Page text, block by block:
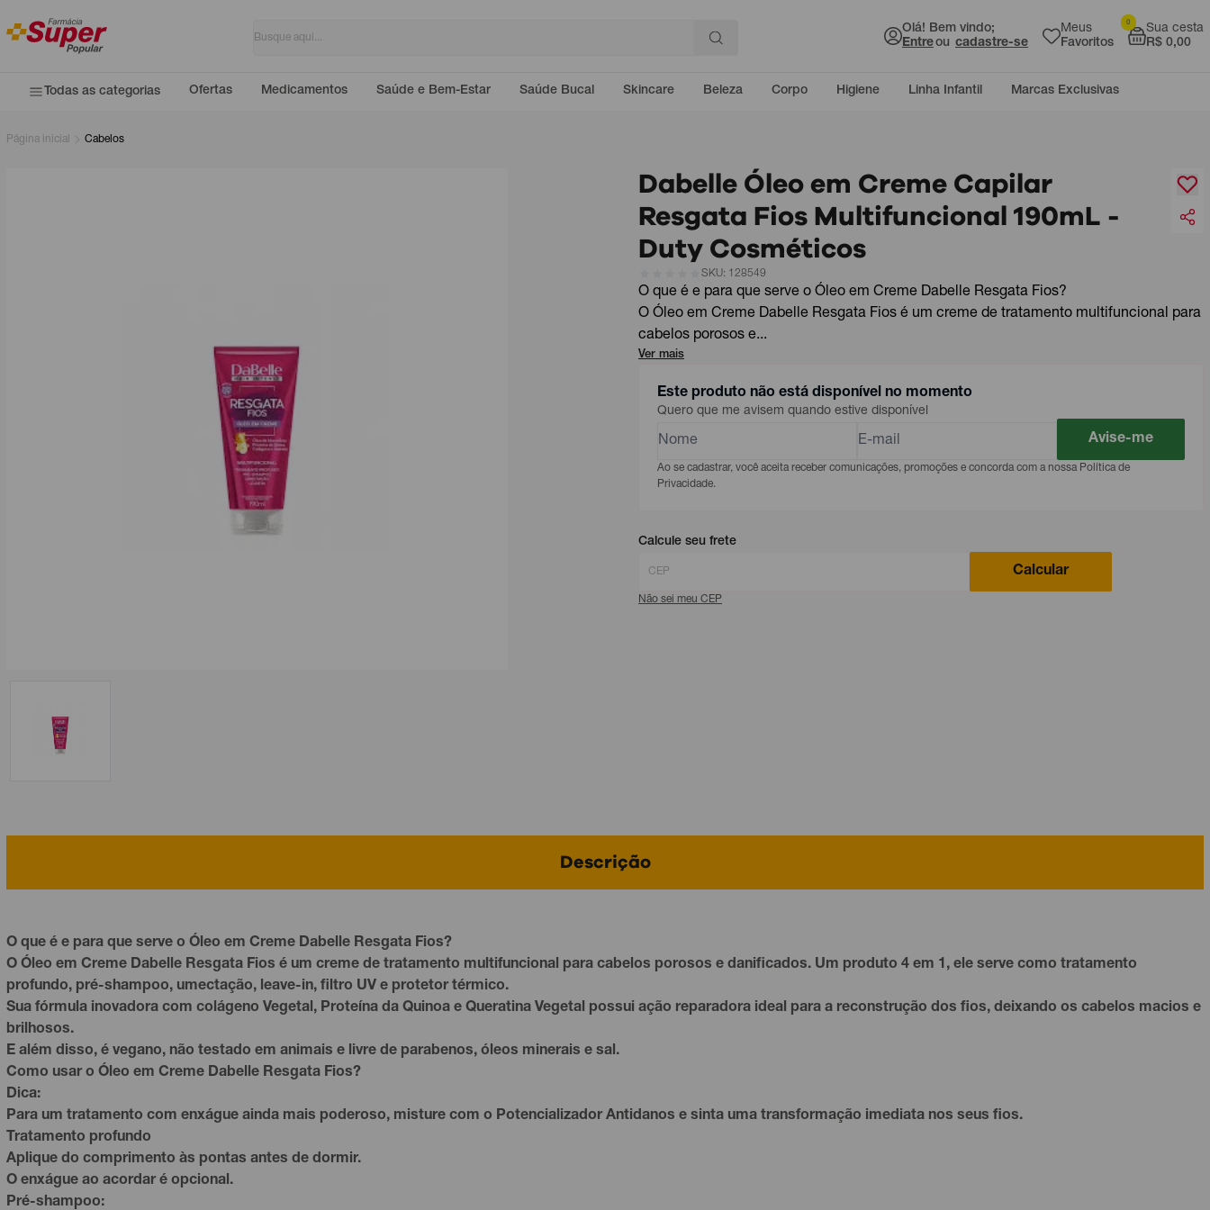
Olá! Bem vindo;
Entreou cadastre-se
Meus
Favoritos
Sua cesta
R$ 0,00
0
Todas as categorias Ofertas Medicamentos Saúde e Bem-Estar Saúde Bucal Skincare Beleza Corpo Higiene Linha Infantil Marcas Exclusivas
Página inicial Cabelos
Dabelle Óleo em Creme Capilar
Resgata Fios Multifuncional 190mL -
Duty Cosméticos
SKU: 128549
O que é e para que serve o Óleo em Creme Dabelle Resgata Fios?
O Óleo em Creme Dabelle Resgata Fios é um creme de tratamento multifuncional para
cabelos porosos e...
Ver mais
Este produto não está disponível no momento
Quero que me avisem quando estive disponível
Avise-me
Ao se cadastrar, você aceita receber comunicações, promoções e concorda com a nossa Política de
Privacidade.
Calcule seu frete
Calcular
Não sei meu CEP
Descrição
O que é e para que serve o Óleo em Creme Dabelle Resgata Fios?
O Óleo em Creme Dabelle Resgata Fios é um creme de tratamento multifuncional para cabelos porosos e danificados. Um produto 4 em 1, ele serve como tratamento
profundo, pré-shampoo, umectação, leave-in, filtro UV e protetor térmico.
Sua fórmula inovadora com colágeno Vegetal, Proteína da Quinoa e Queratina Vegetal possui ação reparadora ideal para a reconstrução dos fios, deixando os cabelos macios e
brilhosos.
E além disso, é vegano, não testado em animais e livre de parabenos, óleos minerais e sal.
Como usar o Óleo em Creme Dabelle Resgata Fios?
Dica:
Para um tratamento com enxágue ainda mais poderoso, misture com o Potencializador Antidanos e sinta uma transformação imediata nos seus fios.
Tratamento profundo
Aplique do comprimento às pontas antes de dormir.
O enxágue ao acordar é opcional.
Pré-shampoo: